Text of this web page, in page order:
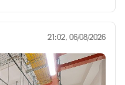
21:02, 06/08/2026